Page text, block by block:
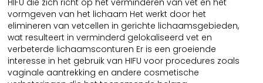
HIFU die zich richt op het verminderen van vet en het
vormgeven van het lichaam Het werkt door het
elimineren van vetcellen in gerichte lichaamsgebieden,
wat resulteert in verminderd gelokaliseerd vet en
verbeterde lichaamsconturen Er is een groeiende
interesse in het gebruik van HIFU voor procedures zoals
vaginale aantrekking en andere cosmetische